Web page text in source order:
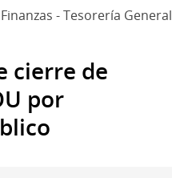
- Tesorería General
cierre de
por